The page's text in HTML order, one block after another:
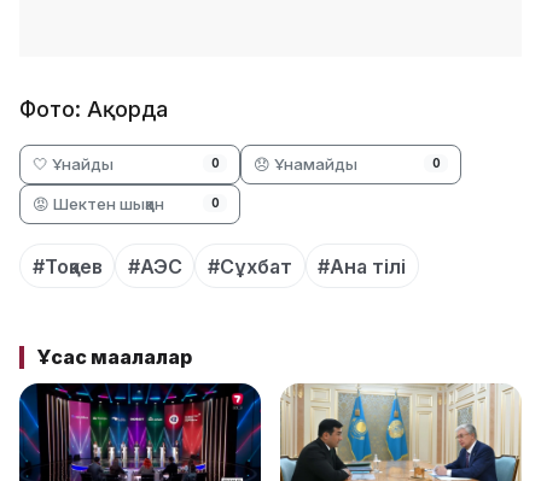
Фото: Ақорда
🤍 Ұнайды 0 😞 Ұнамайды 0
😡 Шектен шыққан 0
#Тоқаев #АЭС #Сұхбат #Ана тілі
Ұқсас мақалалар